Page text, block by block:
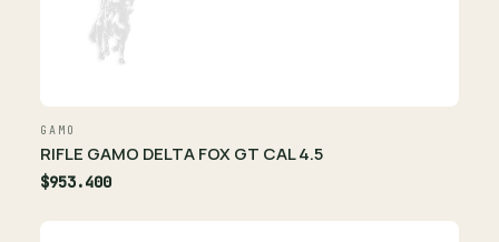
GAMO
RIFLE GAMO DELTA FOX GT CAL 4.5
$953.400